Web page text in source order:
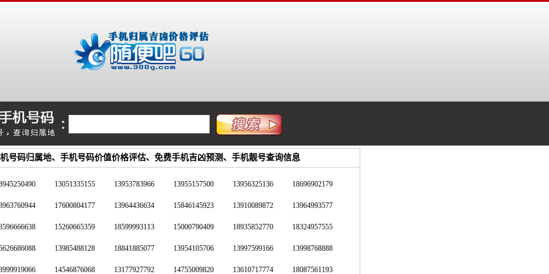
号码归属地、手机号码价值价格评估、免费手机吉凶预测、手机靓号查询信息
13051335155 13953783966 13955157500 13956325136 18696902179
17600804177 13964436634 15846145923 13910089872 13964993577
15260665359 18599993113 15000790409 18935852770 18324957555
13985488128 18841885077 13954105706 13997599166 13998768888
14546876068 13177927792 14755009820 13610717774 18087561193